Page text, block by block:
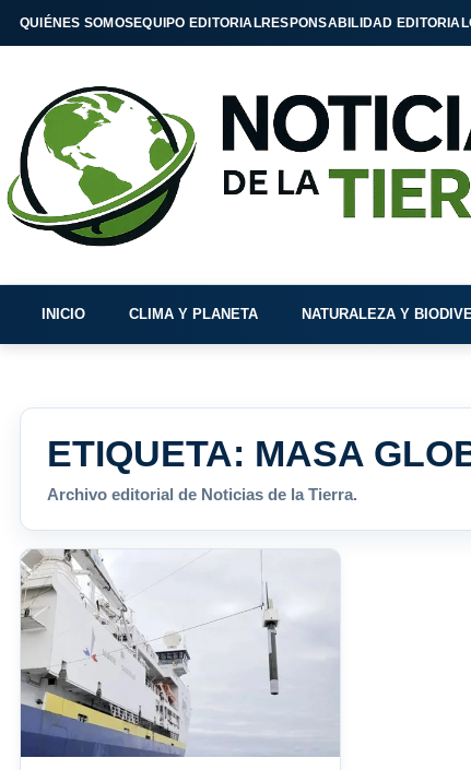
QUIÉNES SOMOSEQUIPO EDITORIALRESPONSABILIDAD EDITORIAL
INICIO CLIMA Y PLANETA NATURALEZA Y
ETIQUETA: MASA
Archivo editorial de Noticias de la Tierra.